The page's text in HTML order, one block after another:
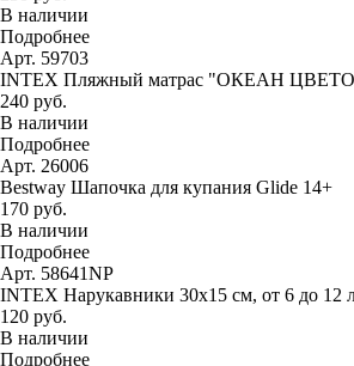
В наличии
Подробнее
Арт. 59703
INTEX Пляжный матрас "ОКЕАН
240 руб.
В наличии
Подробнее
Арт. 26006
Bestway Шапочка для купания Glide 14+
170 руб.
В наличии
Подробнее
Арт. 58641NP
INTEX Нарукавники 30х15 см, от 6 до 12
120 руб.
В наличии
Подробнее